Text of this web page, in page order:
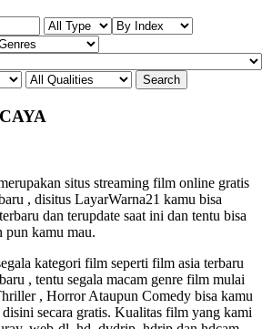
situs streaming film online gratis
, disitus LayarWarna21 kamu bisa
dan terupdate saat ini dan tentu bisa
pun kamu mau.
kategori film seperti film asia terbaru
, tentu segala macam genre film mulai
, Horror Ataupun Comedy bisa kamu
secara gratis. Kualitas film yang kami